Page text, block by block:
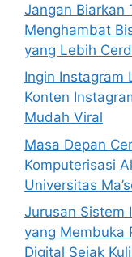
Jangan Biarkan
Menghambat
yang Lebih
Ingin Instagram
Konten
Mudah Viral
Masa Depan
Komputerisasi
Universitas
Jurusan Sistem
yang Membuka
Digital Sejak